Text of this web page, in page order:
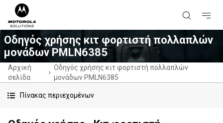
Οδηγός χρήσης κιτ φορτιστή πολλαπλών
μονάδων PMLN6385
Αρχική
σελίδα
Οδηγός χρήσης κιτ φορτιστή πολλαπλών
μονάδων PMLN6385
Πίνακας περιεχομένων